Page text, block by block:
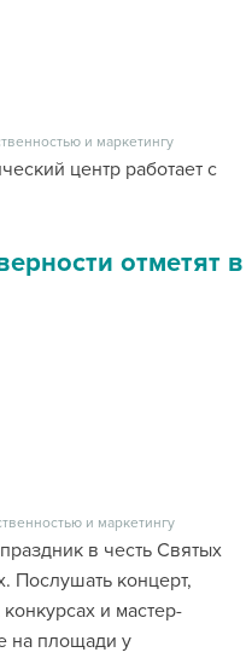
и маркетингу
центр работает с
отметят в
и маркетингу
в честь Святых
Послушать концерт,
и мастер-
на площади у